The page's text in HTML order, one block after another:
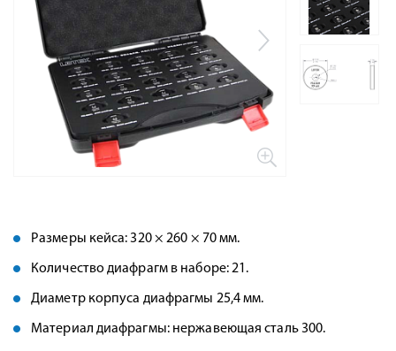
Размеры кейса: 320 × 260 × 70 мм.
Количество диафрагм в наборе: 21.
Диаметр корпуса диафрагмы 25,4 мм.
Материал диафрагмы: нержавеющая сталь 300.